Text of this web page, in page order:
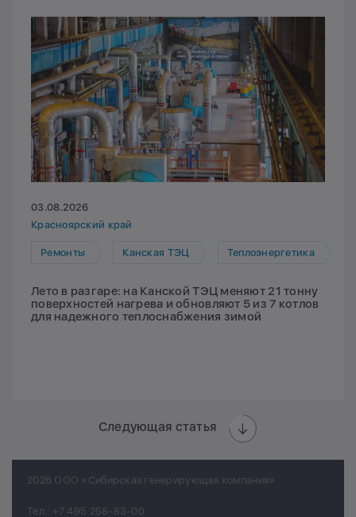
03.08.2026
Красноярский край
Ремонты Канская ТЭЦ Теплоэнергетика
Лето в разгаре: на Канской ТЭЦ меняют 21 тонну
поверхностей нагрева и обновляют 5 из 7 котлов
для надежного теплоснабжения зимой
Следующая статья
2026 ООО «Сибирская генерирующая компания»
Тел.: +7 495 258-83-00